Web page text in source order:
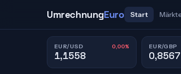
UmrechnungEuro Start
EUR/USD 0,00%
1,1558
EUR/GBP
0,8567